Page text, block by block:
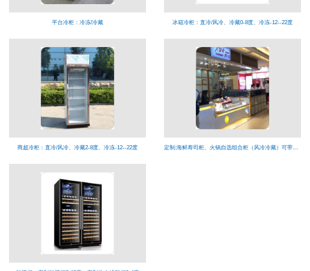
平台冷柜：冷冻/冷藏 冰箱冷柜：直冷/风冷、冷藏0-8度、冷冻-12--22度
商超冷柜：直冷/风冷、冷藏2-8度、冷冻-12--22度 定制:海鲜寿司柜、火锅自选组合柜（风冷冷藏）可带喷雾